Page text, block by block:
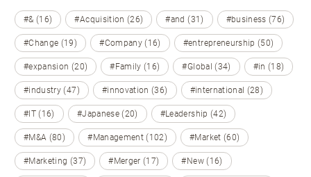
#& (16) #Acquisition (26) #and (31) #business (76)
#Change (19) #Company (16) #entrepreneurship (50)
#expansion (20) #Family (16) #Global (34) #in (18)
#industry (47) #innovation (36) #international (28)
#IT (16) #Japanese (20) #Leadership (42)
#M&A (80) #Management (102) #Market (60)
#Marketing (37) #Merger (17) #New (16)